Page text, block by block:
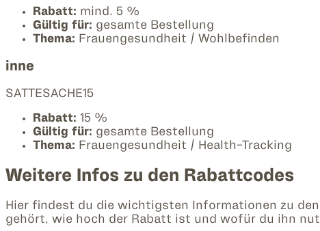
Rabatt: mind. 5 %
Gültig für: gesamte Bestellung
Thema: Frauengesundheit / Wohlbefinden
inne
SATTESACHE15
Rabatt: 15 %
Gültig für: gesamte Bestellung
Thema: Frauengesundheit / Health-Tracking
Weitere Infos zu den Rabattcodes
Hier findest du die wichtigsten Informationen zu
gehört, wie hoch der Rabatt ist und wofür du ihn